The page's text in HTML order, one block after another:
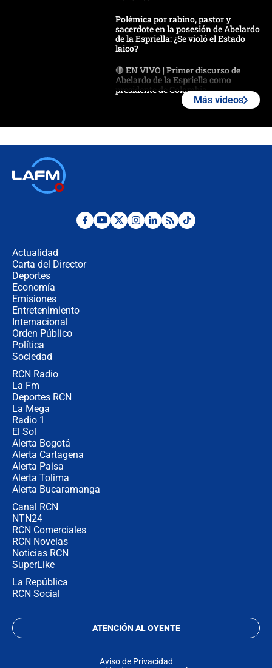
Polémica por rabino, pastor y
sacerdote en la posesión de Abelardo
de la Espriella: ¿Se violó el Estado
laico?
🔴 EN VIVO | Primer discurso de
Abelardo de la Espriella como
presidente de Colombia
Desde dermatitis hasta infecciones:
Más videos
Actualidad
Carta del Director
Deportes
Economía
Emisiones
Entretenimiento
Internacional
Orden Público
Política
Sociedad
RCN Radio
La Fm
Deportes RCN
La Mega
Radio 1
El Sol
Alerta Bogotá
Alerta Cartagena
Alerta Paisa
Alerta Tolima
Alerta Bucaramanga
Canal RCN
NTN24
RCN Comerciales
RCN Novelas
Noticias RCN
SuperLike
La República
RCN Social
ATENCIÓN AL OYENTE
Aviso de Privacidad